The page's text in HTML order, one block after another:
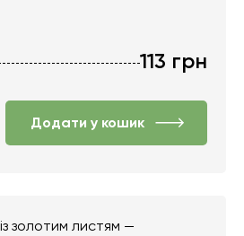
113 грн
Додати у кошик
золотим листям —